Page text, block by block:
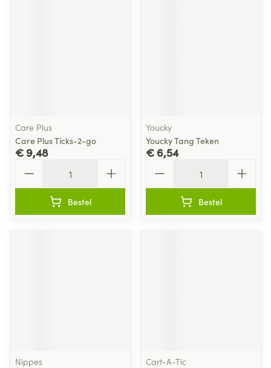
Care Plus
Care Plus Ticks-2-go
€ 9,48
Bestel
Youcky
Youcky Tang Teken
€ 6,54
Bestel
Nippes
Cart-A-Tic